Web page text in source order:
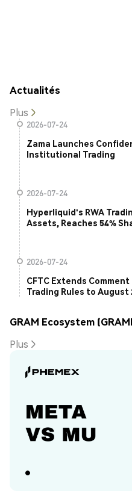
Actualités
Plus
2026-07-24
Zama Launches
Institutional Trading
2026-07-24
Hyperliquid's RWA
Assets, Reaches 54%
2026-07-24
CFTC Extends
Trading Rules to August
GRAM Ecosystem
Plus